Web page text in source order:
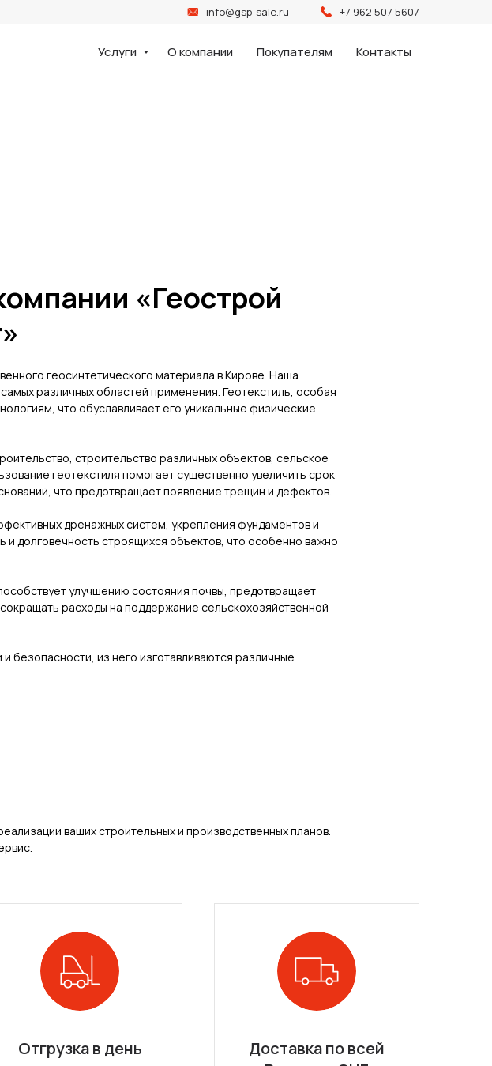
info@gsp-sale.ru +7 962 507 5607
Услуги О компании Покупателям Контакты
«Геострой
геосинтетического материала в Кирове. Наша
различных областей применения. Геотекстиль, особая
что обуславливает его уникальные физические
строительство различных объектов, сельское
геотекстиля помогает существенно увеличить срок
что предотвращает появление трещин и дефектов.
дренажных систем, укрепления фундаментов и
и долговечность строящихся объектов, что особенно важно
улучшению состояния почвы, предотвращает
расходы на поддержание сельскохозяйственной
безопасности, из него изготавливаются различные
ваших строительных и производственных планов.
Отгрузка в день
Доставка по всей